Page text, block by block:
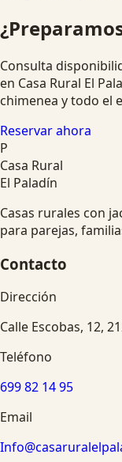
Consulta
en Casa Rural El
chimenea y todo el
Reservar ahora
P
Casa Rural
El Paladín
Casas rurales con
para parejas,
Contacto
Dirección
Calle Escobas, 12,
Teléfono
699 82 14 95
Email